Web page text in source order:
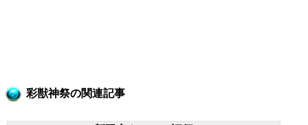
彩獣神祭の関連記事